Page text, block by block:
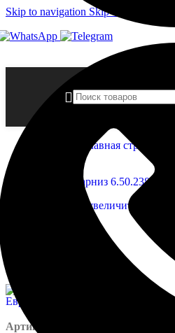
Skip to navigation Skip to main content
Главная страница
Нажмите, чтобы увеличить
Артикул: